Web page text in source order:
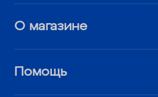
О магазине
Помощь